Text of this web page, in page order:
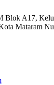
Blok A17,
Mataram